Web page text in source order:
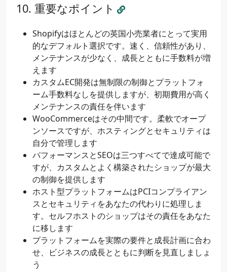
重要なポイント
Shopifyはほとんどの英国小売業者にとって実用
的なデフォルト選択です。速く、信頼性があり、
メンテナンスが少なく、成長とともに手数料が増
えます
カスタムEC開発は無制限の制御とプラットフォ
ーム手数料なしを提供しますが、初期費用が高く
メンテナンスの責任を伴います
WooCommerceはその中間です。柔軟でオープ
ンソースですが、ホスティングとセキュリティは
自分で管理します
パフォーマンスとSEOは三つすべてで達成可能で
すが、カスタムとよく構築されたショップが最大
の制御を提供します
ホスト型プラットフォームはPCIコンプライアン
スとセキュリティをあなたの代わりに処理しま
す。セルフホストのショップはその責任をあなた
に移します
プラットフォームを実際の要件と成長計画に合わ
せ、ビジネスの成長とともに判断を見直しましょ
う